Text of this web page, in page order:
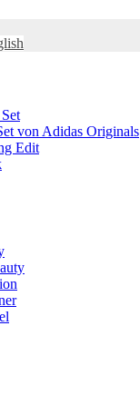
von Adidas Originals
Edit